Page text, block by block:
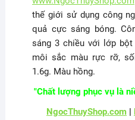
thế giới sử dụng công
quả cực sáng bóng.
sáng 3 chiều với lớp
môi sắc màu rực rỡ,
1.6g. Màu hồng.
"Chất lượng phục vụ là
NgocThuyShop.com|